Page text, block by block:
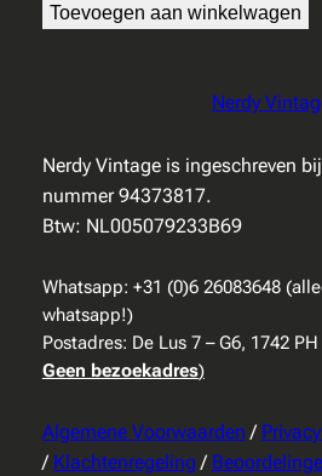
Toevoegen aan winkelwagen
Nerdy
Nerdy Vintage is ingeschreven
nummer 94373817.
Btw: NL005079233B69
Whatsapp: +31 (0)6 26083648
whatsapp!)
Postadres: De Lus 7 – G6, 1742
Geen bezoekadres)
Algemene Voorwaarden /
/ Klachtenregeling /